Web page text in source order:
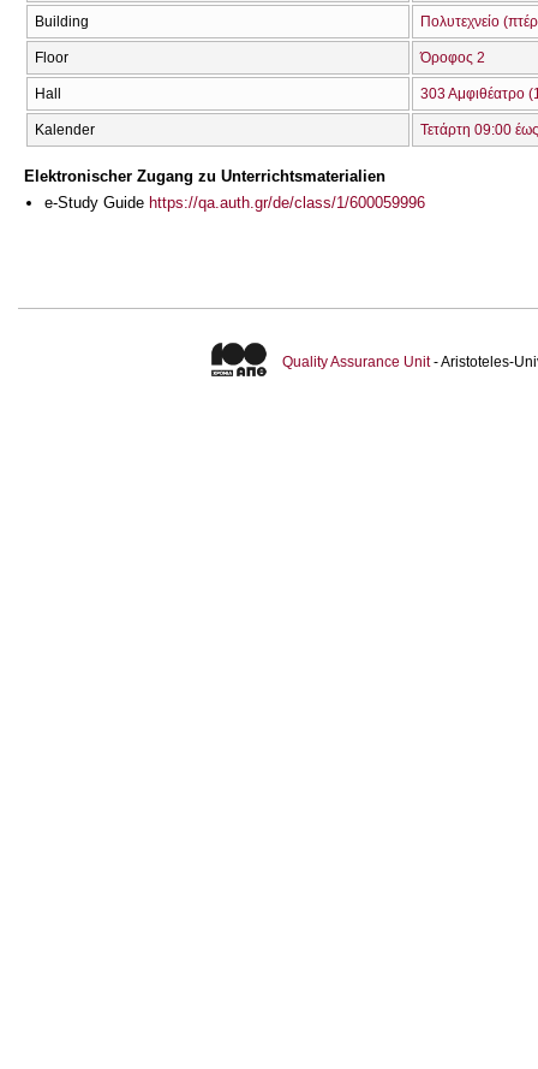
Building Πολυτεχνείο
Floor Όροφος 2
Hall 303 Αμφιθέατρο
Kalender Τετάρτη 09:00
Elektronischer Zugang zu Unterrichtsmaterialien
e-Study Guide https://qa.auth.gr/de/class/1/600059996
Quality Assurance Unit- Aristoteles-